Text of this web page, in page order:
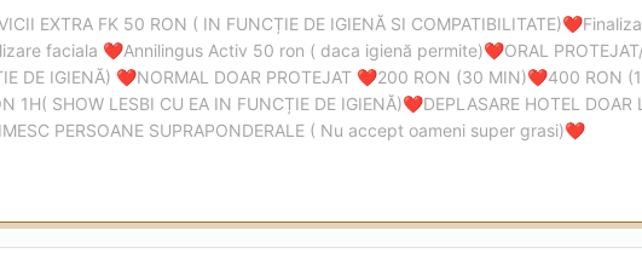
EXTRA FK 50 RON ( IN FUNCȚIE DE IGIENĂ SI COMPATIBILITATE)❤️
faciala ❤️Annilingus Activ 50 ron ( daca igienă permite)❤️ORAL
DE IGIENĂ) ❤️NORMAL DOAR PROTEJAT ❤️200 RON (30 MIN)❤️400 RON
1H( SHOW LESBI CU EA IN FUNCȚIE DE IGIENĂ)❤️DEPLASARE HOTEL
PERSOANE SUPRAPONDERALE ( Nu accept oameni super grasi)❤️